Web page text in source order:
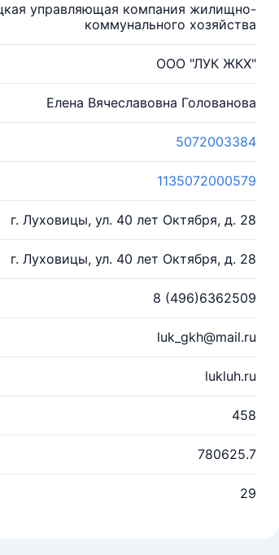
управляющая компания жилищно-
коммунального хозяйства
ООО "ЛУК ЖКХ"
Елена Вячеславовна Голованова
5072003384
1135072000579
г. Луховицы, ул. 40 лет Октября, д. 28
г. Луховицы, ул. 40 лет Октября, д. 28
8 (496)6362509
luk_gkh@mail.ru
lukluh.ru
458
780625.7
29